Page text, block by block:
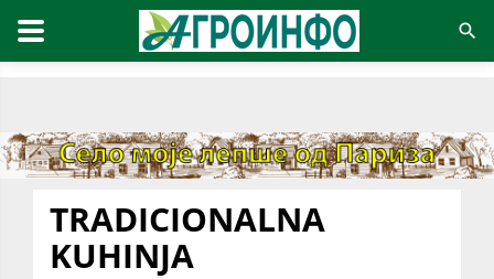
TRADICIONALNA
KUHINJA